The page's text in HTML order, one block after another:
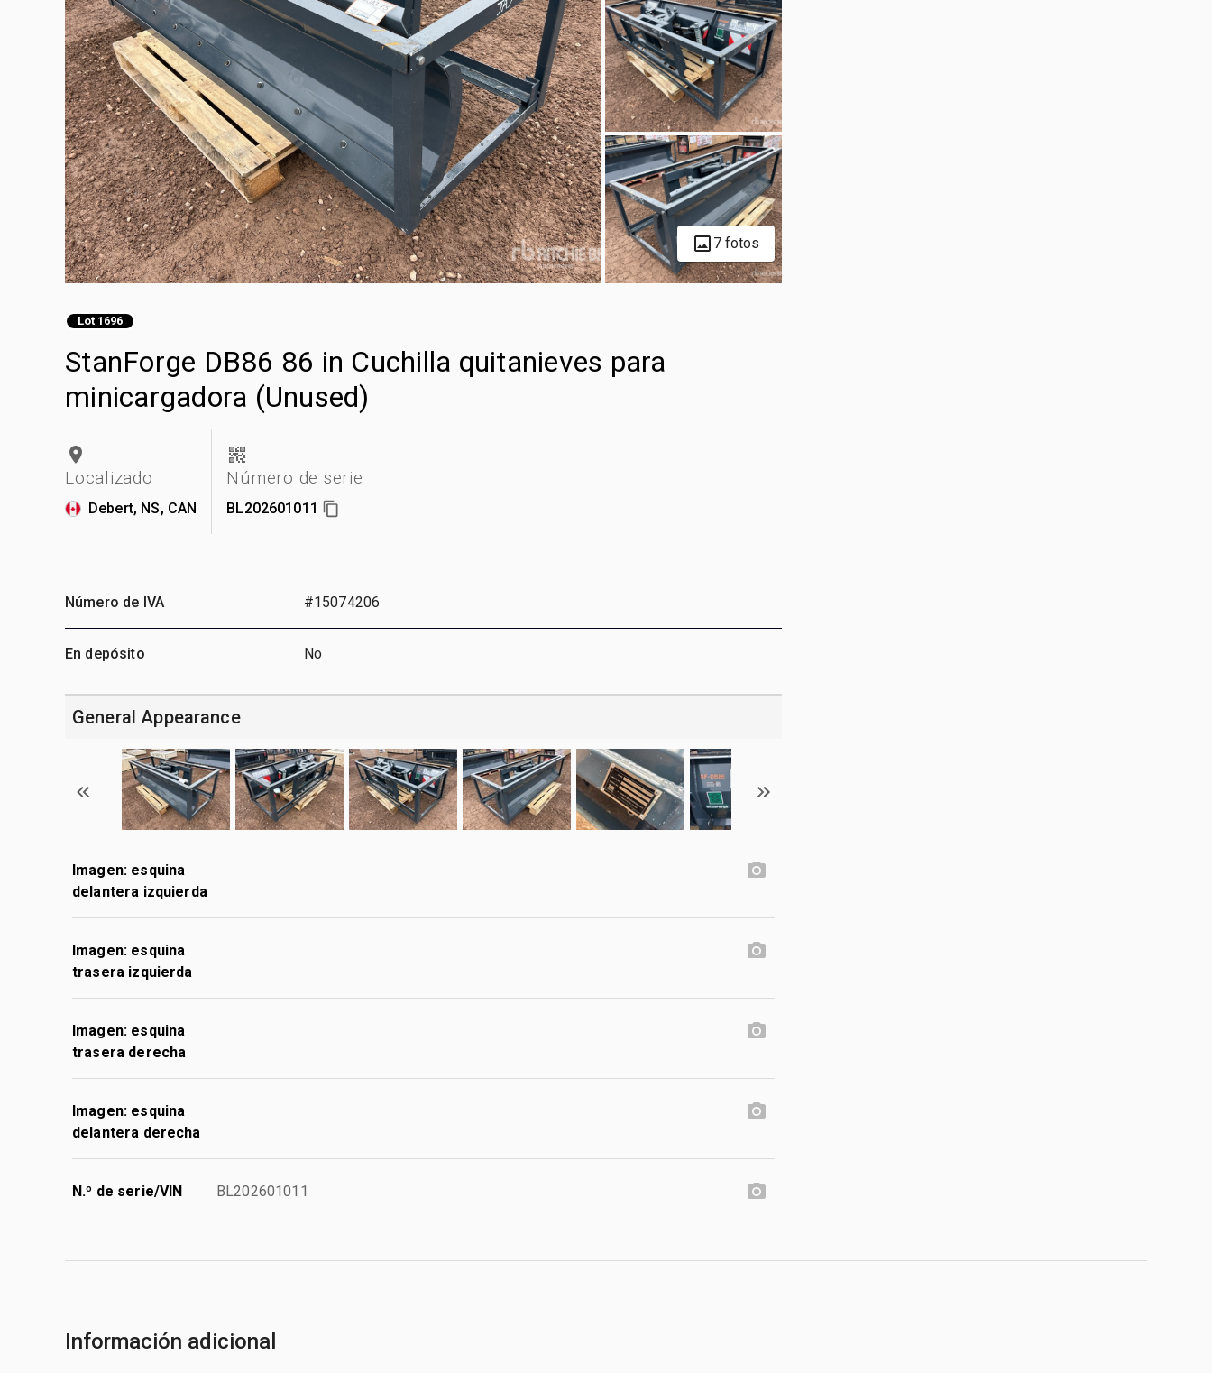
7 fotos
Lot 1696
StanForge DB86 86 in Cuchilla quitanieves para
minicargadora (Unused)
Localizado
Debert, NS, CAN
Número de serie
BL202601011
Número de IVA #15074206
En depósito No
General Appearance
Imagen: esquina
delantera izquierda
Imagen: esquina
trasera izquierda
Imagen: esquina
trasera derecha
Imagen: esquina
delantera derecha
N.º de serie/VIN BL202601011
Información adicional